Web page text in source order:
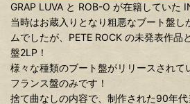
GRAP LUVA と ROB-O が在籍していた
当時はお蔵入りとなり粗悪なブート盤し
ムでしたが、PETE ROCK の未発表作品
盤2LP！
様々な種類のブート盤がリリースされて
フランス盤のみです！
捨て曲なしの内容で、制作された90年